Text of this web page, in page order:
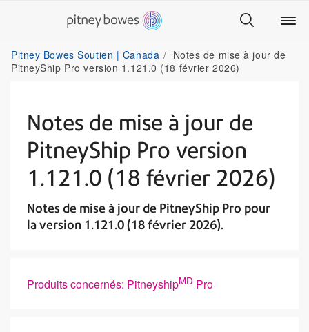
Pitney Bowes Soutien | Canada
Notes de mise à jour de
PitneyShip Pro version 1.121.0 (18 février 2026)
Notes de mise à jour de
PitneyShip Pro version
1.121.0 (18 février 2026)
Notes de mise à jour de PitneyShip Pro pour
la version 1.121.0 (18 février 2026).
Produits concernés: PitneyshipMD Pro